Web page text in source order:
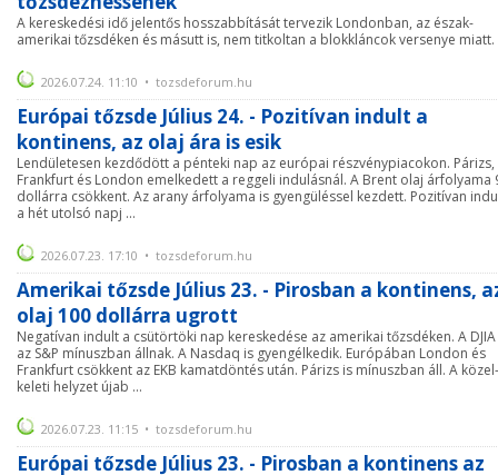
A kereskedési idő jelentős hosszabbítását tervezik Londonban, az észak-
amerikai tőzsdéken és másutt is, nem titkoltan a blokkláncok versenye miatt.
2026.07.24. 11:10 • tozsdeforum.hu
Európai tőzsde Július 24. - Pozitívan indult a
kontinens, az olaj ára is esik
Lendületesen kezdődött a pénteki nap az európai részvénypiacokon. Párizs,
Frankfurt és London emelkedett a reggeli indulásnál. A Brent olaj árfolyama
dollárra csökkent. Az arany árfolyama is gyengüléssel kezdett. Pozitívan
a hét utolsó napj ...
2026.07.23. 17:10 • tozsdeforum.hu
Amerikai tőzsde Július 23. - Pirosban a kontinens,
olaj 100 dollárra ugrott
Negatívan indult a csütörtöki nap kereskedése az amerikai tőzsdéken. A
az S&P mínuszban állnak. A Nasdaq is gyengélkedik. Európában London és
Frankfurt csökkent az EKB kamatdöntés után. Párizs is mínuszban áll. A közel-
keleti helyzet újab ...
2026.07.23. 11:15 • tozsdeforum.hu
Európai tőzsde Július 23. - Pirosban a kontinens az